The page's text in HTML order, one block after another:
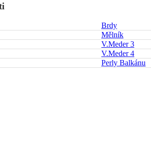
Brdy
Mělník
V.Meder 3
V.Meder 4
Perly Balkánu